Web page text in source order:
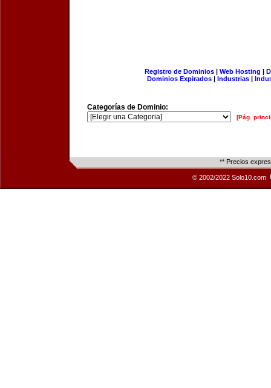
Registro de Dominios| Web Hosting |
Dominios Expirados | Industrias |
Categorías de Dominio:
[Pág.
** Precios
© 2002/2022 Solo10.com